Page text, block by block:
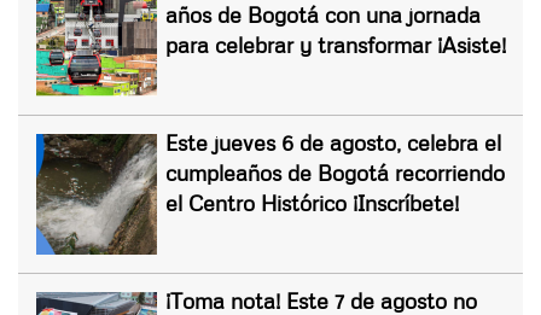
años de Bogotá con una jornada
para celebrar y transformar ¡Asiste!
Este jueves 6 de agosto, celebra el
cumpleaños de Bogotá recorriendo
el Centro Histórico ¡Inscríbete!
¡Toma nota! Este 7 de agosto no